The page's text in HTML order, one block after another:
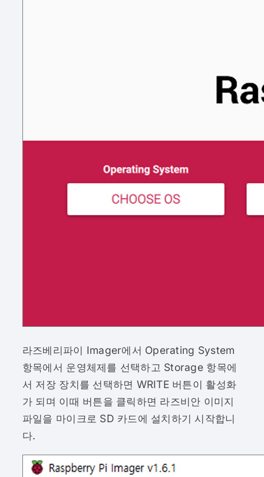
라즈베리파이 Imager에서 Operating System
항목에서 운영체제를 선택하고 Storage 항목에
서 저장 장치를 선택하면 WRITE 버튼이 활성화
가 되며 이때 버튼을 클릭하면 라즈비안 이미지
파일을 마이크로 SD 카드에 설치하기 시작합니
다.